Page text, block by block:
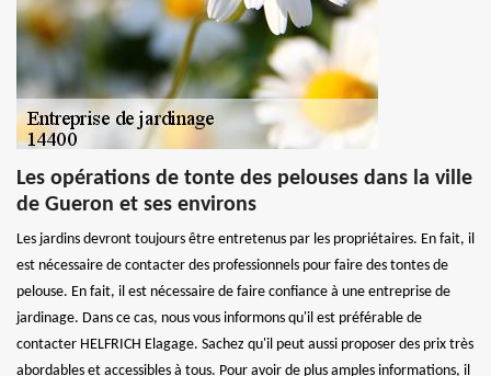
Les opérations de tonte des pelouses dans la ville
de Gueron et ses environs
Les jardins devront toujours être entretenus par les propriétaires. En fait, il
est nécessaire de contacter des professionnels pour faire des tontes de
pelouse. En fait, il est nécessaire de faire confiance à une entreprise de
jardinage. Dans ce cas, nous vous informons qu'il est préférable de
contacter HELFRICH Elagage. Sachez qu'il peut aussi proposer des prix très
abordables et accessibles à tous. Pour avoir de plus amples informations, il